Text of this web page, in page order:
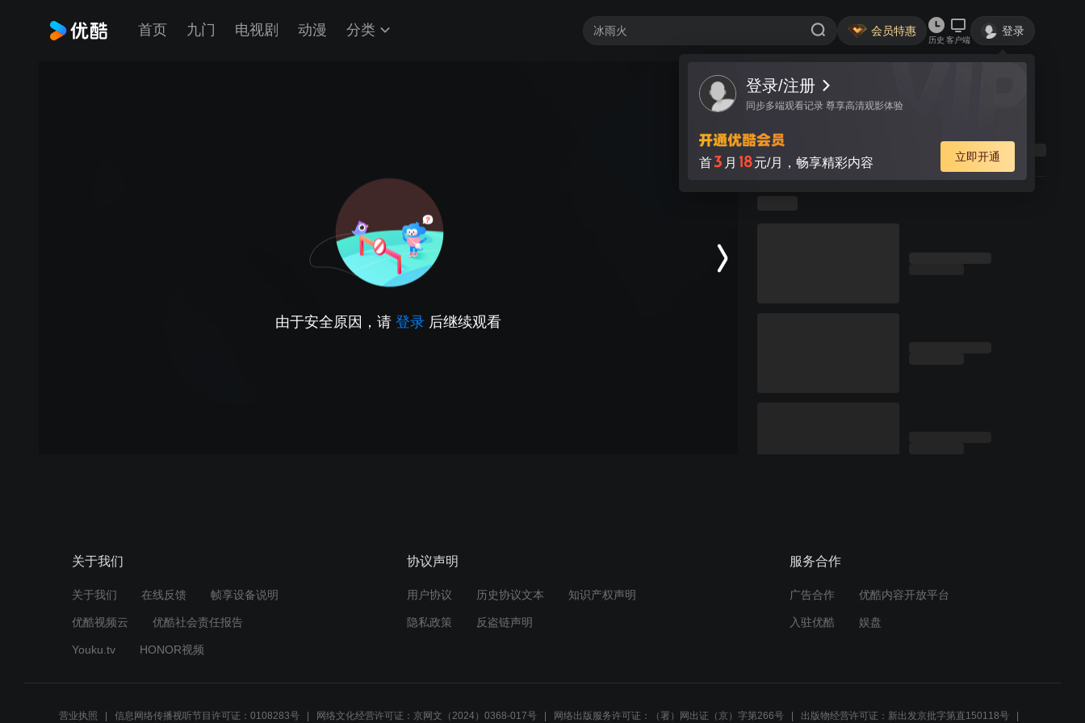
首页 九门 电视剧 动漫 分类 会员特惠
历史 客户端
登录
登录/注册
同步多端观看记录 尊享高清观影体验
首3 月 18元/月，畅享精彩内容 立即开通
由于安全原因，请 登录 后继续观看
关于我们
关于我们 在线反馈 帧享设备说明
优酷视频云 优酷社会责任报告
Youku.tv HONOR视频
协议声明
用户协议 历史协议文本 知识产权声明
隐私政策 反盗链声明
服务合作
广告合作 优酷内容开放平台
入驻优酷 娱盘
营业执照 信息网络传播视听节目许可证：0108283号 网络文化经营许可证：京网文（2024）0368-017号 网络出版服务许可证：（署）网出证（京）字第266号 出版物经营许可证：新出发京批字第直150118号